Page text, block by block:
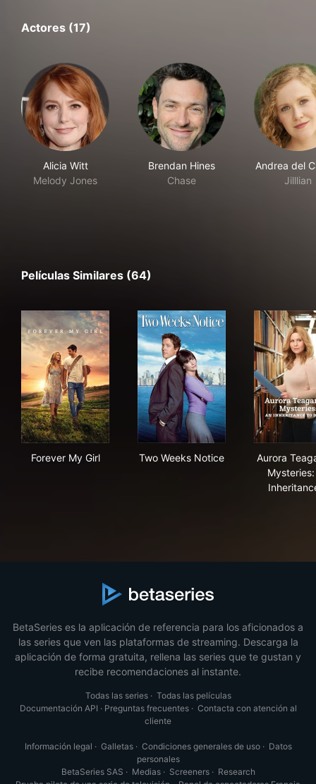
Actores (17)
Alicia Witt
Melody Jones
Brendan Hines
Chase
Andrea del
Jilllian
Películas Similares (64)
Forever My Girl Two Weeks Notice
Aurora
BetaSeries es la aplicación de referencia para los aficionados a
las series que ven las plataformas de streaming. Descarga la
aplicación de forma gratuita, rellena las series que te gustan y
recibe recomendaciones al instante.
Todas las series· Todas las películas
Documentación API · Preguntas frecuentes· Contacta con atención al
cliente
Información legal · Galletas· Condiciones generales de uso· Datos
personales
BetaSeries SAS · Medias· Screeners· Research